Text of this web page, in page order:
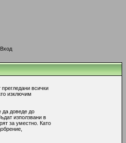
Вход
всички
изключим
да доведе до
използвани в
за уместно. Като